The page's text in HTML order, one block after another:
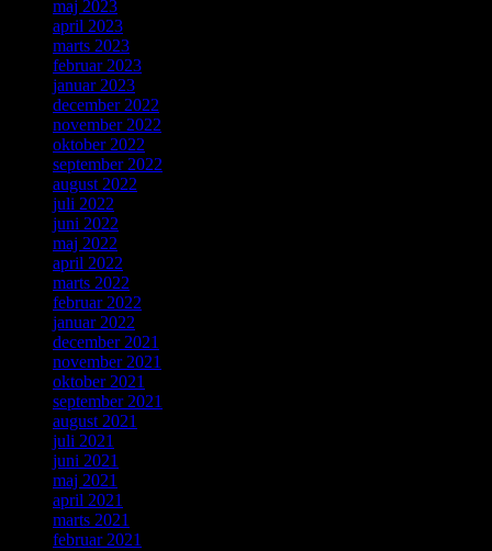
maj 2023
april 2023
marts 2023
februar 2023
januar 2023
december 2022
november 2022
oktober 2022
september 2022
august 2022
juli 2022
juni 2022
maj 2022
april 2022
marts 2022
februar 2022
januar 2022
december 2021
november 2021
oktober 2021
september 2021
august 2021
juli 2021
juni 2021
maj 2021
april 2021
marts 2021
februar 2021